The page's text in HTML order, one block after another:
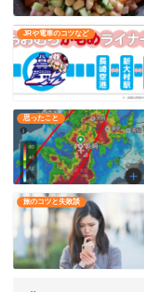
JRや電車のコツなど
思ったこと
旅のコツと失敗談